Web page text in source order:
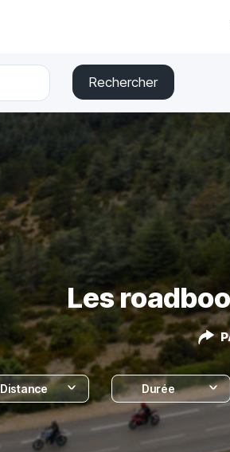
Rechercher
Les
Distance Durée